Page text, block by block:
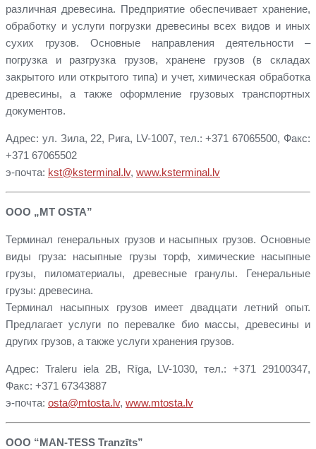
различная древесина. Предприятие обеспечивает хранение,
обработку и услуги погрузки древесины всех видов и иных
сухих грузов. Основные направления деятельности –
погрузка и разгрузка грузов, хранене грузов (в складах
закрытого или открытого типа) и учет, химическая обработка
древесины, а также оформление грузовых транспортных
документов.
Адрес: ул. Зила, 22, Рига, LV-1007, тел.: +371 67065500, Факс:
+371 67065502
э-почта: kst@ksterminal.lv, www.ksterminal.lv
ООО „MT OSTA”
Терминал генеральных грузов и насыпных грузов. Основные
виды груза: насыпные грузы торф, химические насыпные
грузы, пиломатериалы, древесные гранулы. Генеральные
грузы: древесина.
Терминал насыпных грузов имеет двадцати летний опыт.
Предлагает услуги по перевалке био массы, древесины и
других грузов, а также услуги хранения грузов.
Адрес: Traleru iela 2B, Rīga, LV-1030, тел.: +371 29100347,
Факс: +371 67343887
э-почта: osta@mtosta.lv, www.mtosta.lv
ООО “MAN-TESS Tranzīts”